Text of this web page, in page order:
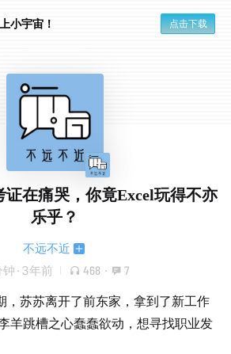
小宇宙！ 点击下载
证在痛哭，你竟Excel玩得不亦
乐乎？
不远不近
· 3年前 468 · 7
，苏苏离开了前东家，拿到了新工作
羊跳槽之心蠢蠢欲动，想寻找职业发